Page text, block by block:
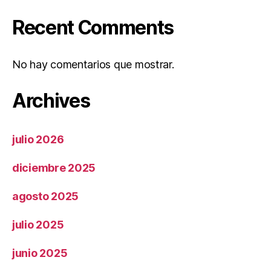
Recent Comments
No hay comentarios que mostrar.
Archives
julio 2026
diciembre 2025
agosto 2025
julio 2025
junio 2025